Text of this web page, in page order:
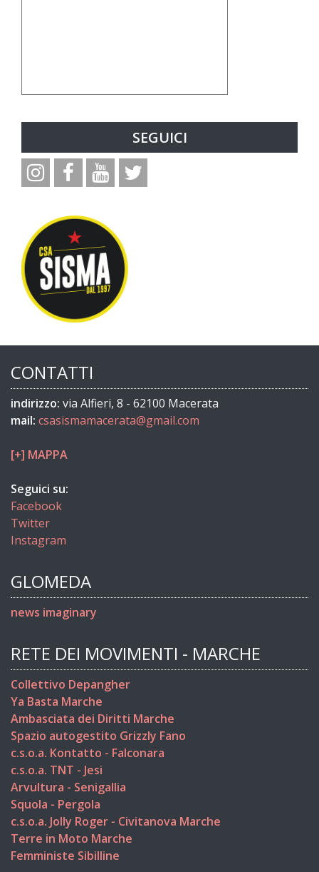
SEGUICI
CONTATTI
indirizzo: via Alfieri, 8 - 62100 Macerata
mail: csasismamacerata@gmail.com
[+] MAPPA
Seguici su:
Facebook
Twitter
Instagram
GLOMEDA
news imaginary
RETE DEI MOVIMENTI - MARCHE
Collettivo Depangher
Ya Basta Marche
Ambasciata dei Diritti Marche
Spazio autogestito Grizzly Fano
c.s.o.a. Kontatto - Falconara
c.s.o.a. TNT - Jesi
Arvultura - Senigallia
Squola - Pergola
c.s.o.a. Jolly Roger - Civitanova Marche
Terre in Moto Marche
Femministe Sibilline